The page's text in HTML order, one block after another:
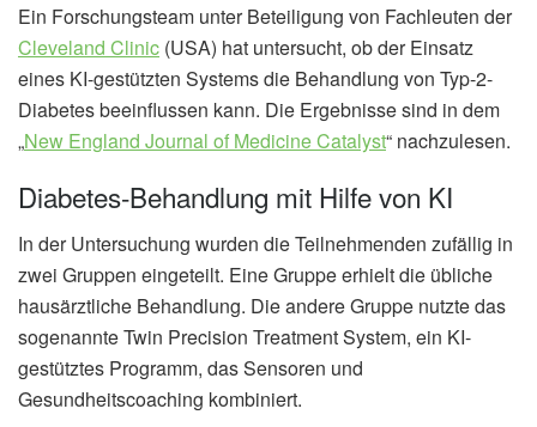
Ein Forschungsteam unter Beteiligung von Fachleuten der
Cleveland Clinic (USA) hat untersucht, ob der Einsatz
eines KI-gestützten Systems die Behandlung von Typ-2-
Diabetes beeinflussen kann. Die Ergebnisse sind in dem
„New England Journal of Medicine Catalyst“ nachzulesen.
Diabetes-Behandlung mit Hilfe von KI
In der Untersuchung wurden die Teilnehmenden zufällig in
zwei Gruppen eingeteilt. Eine Gruppe erhielt die übliche
hausärztliche Behandlung. Die andere Gruppe nutzte das
sogenannte Twin Precision Treatment System, ein KI-
gestütztes Programm, das Sensoren und
Gesundheitscoaching kombiniert.